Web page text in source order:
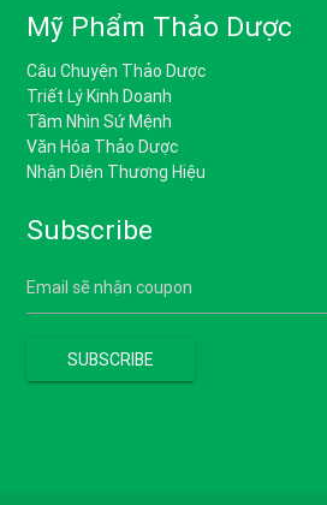
Mỹ Phẩm Thảo Dược
Câu Chuyện Thảo Dược
Triết Lý Kinh Doanh
Tầm Nhìn Sứ Mệnh
Văn Hóa Thảo Dược
Nhận Diện Thương Hiệu
Subscribe